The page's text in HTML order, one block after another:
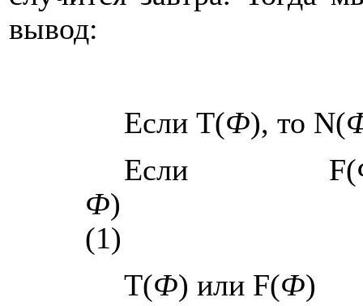
вывод:
Если T(Ф), то N(
Если F(
Ф)
(1)
T(Ф) или F(Ф)